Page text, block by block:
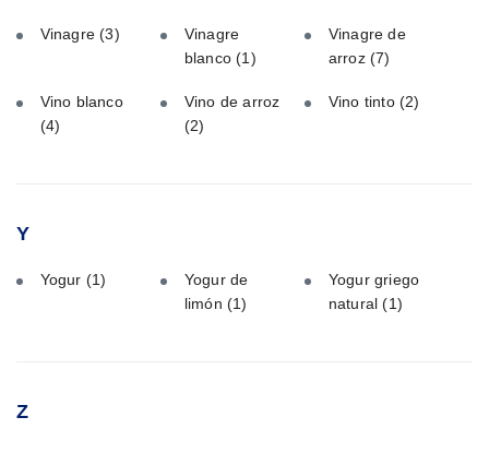
Vinagre(3)
Vinagre
blanco(1)
Vinagre de
arroz(7)
Vino blanco
(4)
Vino de arroz
(2)
Vino tinto(2)
Y
Yogur (1)
Yogur de
limón (1)
Yogur griego
natural(1)
Z